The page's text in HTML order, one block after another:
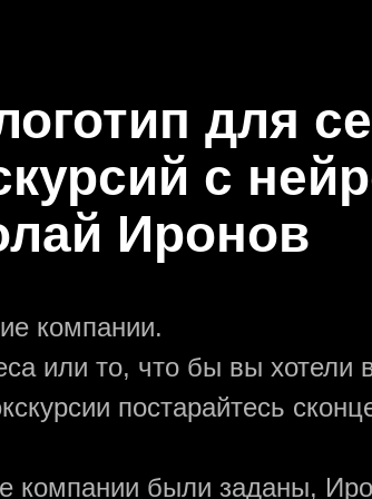
для
с
Иронов
компании.
или то, что бы вы хотели
постарайтесь
компании были заданы,